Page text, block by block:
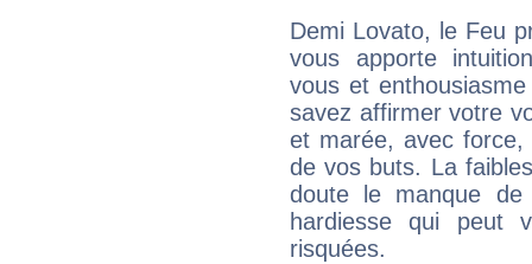
Demi Lovato, le Feu
vous apporte
vous et
savez affirmer votre
et marée, avec
de vos buts. La
doute le manque
hardiesse qui peut
risquées.